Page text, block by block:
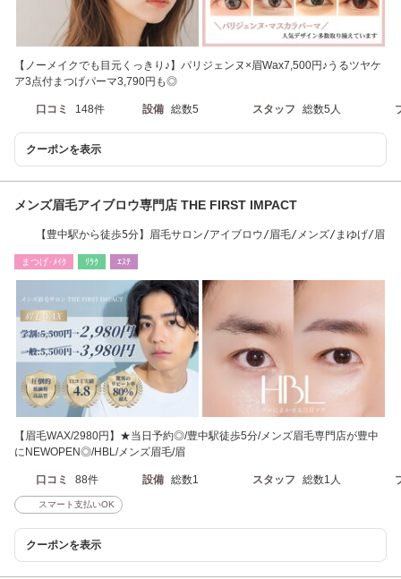
【ノーメイクでも目元くっきり♪】パリジェンヌ×眉Wax7,500円♪うるツヤケ
ア3点付まつげパーマ3,790円も◎
口コミ 148件 設備 総数5 スタッフ 総数5人
クーポンを表示
メンズ眉毛アイブロウ専門店 THE FIRST IMPACT
【豊中駅から徒歩5分】眉毛サロン/アイブロウ/眉毛/メンズ/まゆげ/眉
まつげ･ﾒｲｸ ﾘﾗｸ ｴｽﾃ
【眉毛WAX/2980円】★当日予約◎/豊中駅徒歩5分/メンズ眉毛専門店が豊中
にNEWOPEN◎/HBL/メンズ眉毛/眉
口コミ 88件 設備 総数1 スタッフ 総数1人
スマート支払いOK
クーポンを表示